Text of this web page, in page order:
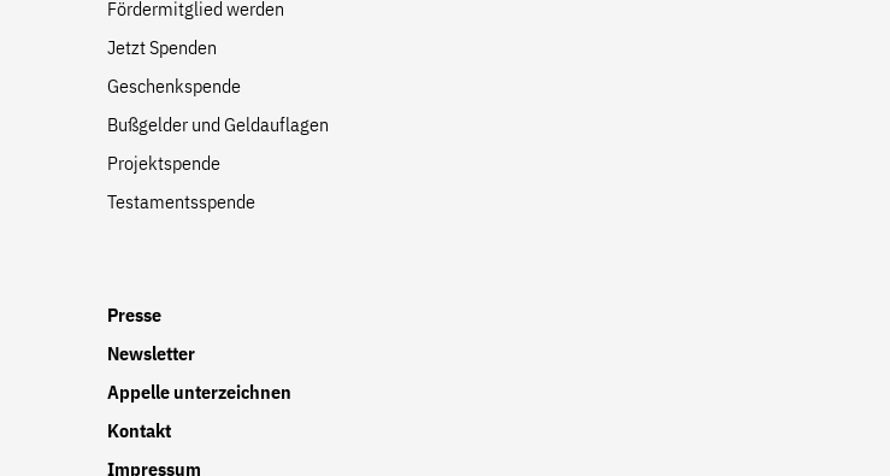
Fördermitglied werden
Jetzt Spenden
Geschenkspende
Bußgelder und Geldauflagen
Projektspende
Testamentsspende
Presse
Newsletter
Appelle unterzeichnen
Kontakt
Impressum